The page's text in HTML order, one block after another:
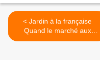
< Jardin à la française
Quand le marché aux
puces rend hommage à Le